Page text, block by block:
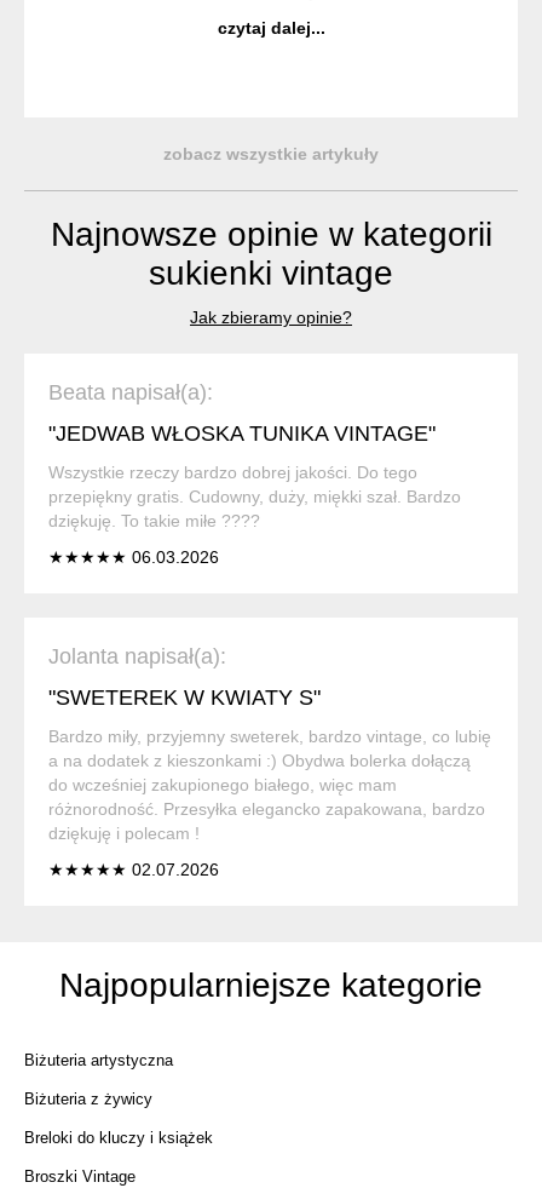
Poncho) to trad...
czytaj dalej...
zobacz wszystkie artykuły
Najnowsze opinie w kategorii
sukienki vintage
Jak zbieramy opinie?
Beata napisał(a):
"JEDWAB WŁOSKA TUNIKA VINTAGE"
Wszystkie rzeczy bardzo dobrej jakości. Do tego
przepiękny gratis. Cudowny, duży, miękki szał. Bardzo
dziękuję. To takie miłe ????
★★★★★ 06.03.2026
Jolanta napisał(a):
"SWETEREK W KWIATY S"
Bardzo miły, przyjemny sweterek, bardzo vintage, co lubię
a na dodatek z kieszonkami :) Obydwa bolerka dołączą
do wcześniej zakupionego białego, więc mam
różnorodność. Przesyłka elegancko zapakowana, bardzo
dziękuję i polecam !
★★★★★ 02.07.2026
Najpopularniejsze kategorie
Biżuteria artystyczna
Biżuteria z żywicy
Breloki do kluczy i książek
Broszki Vintage